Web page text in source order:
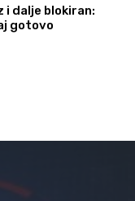
i dalje blokiran:
gotovo